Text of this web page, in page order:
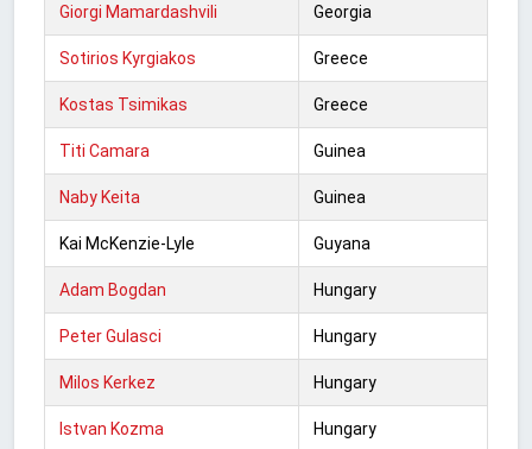
Giorgi Mamardashvili Georgia
Sotirios Kyrgiakos Greece
Kostas Tsimikas Greece
Titi Camara Guinea
Naby Keita Guinea
Kai McKenzie-Lyle Guyana
Adam Bogdan Hungary
Peter Gulasci Hungary
Milos Kerkez Hungary
Istvan Kozma Hungary